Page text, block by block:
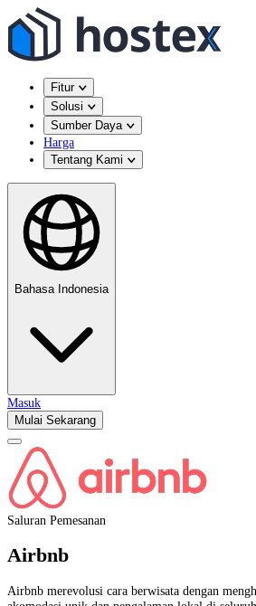
Fitur
Solusi
Sumber Daya
Harga
Tentang Kami
Bahasa Indonesia
Masuk
Mulai Sekarang
Saluran Pemesanan
Airbnb
Airbnb merevolusi cara berwisata dengan